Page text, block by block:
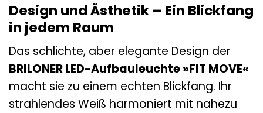
Design und Ästhetik – Ein Blickfang
in jedem Raum
Das schlichte, aber elegante Design der
BRILONER LED-Aufbauleuchte »FIT MOVE«
macht sie zu einem echten Blickfang. Ihr
strahlendes Weiß harmoniert mit nahezu